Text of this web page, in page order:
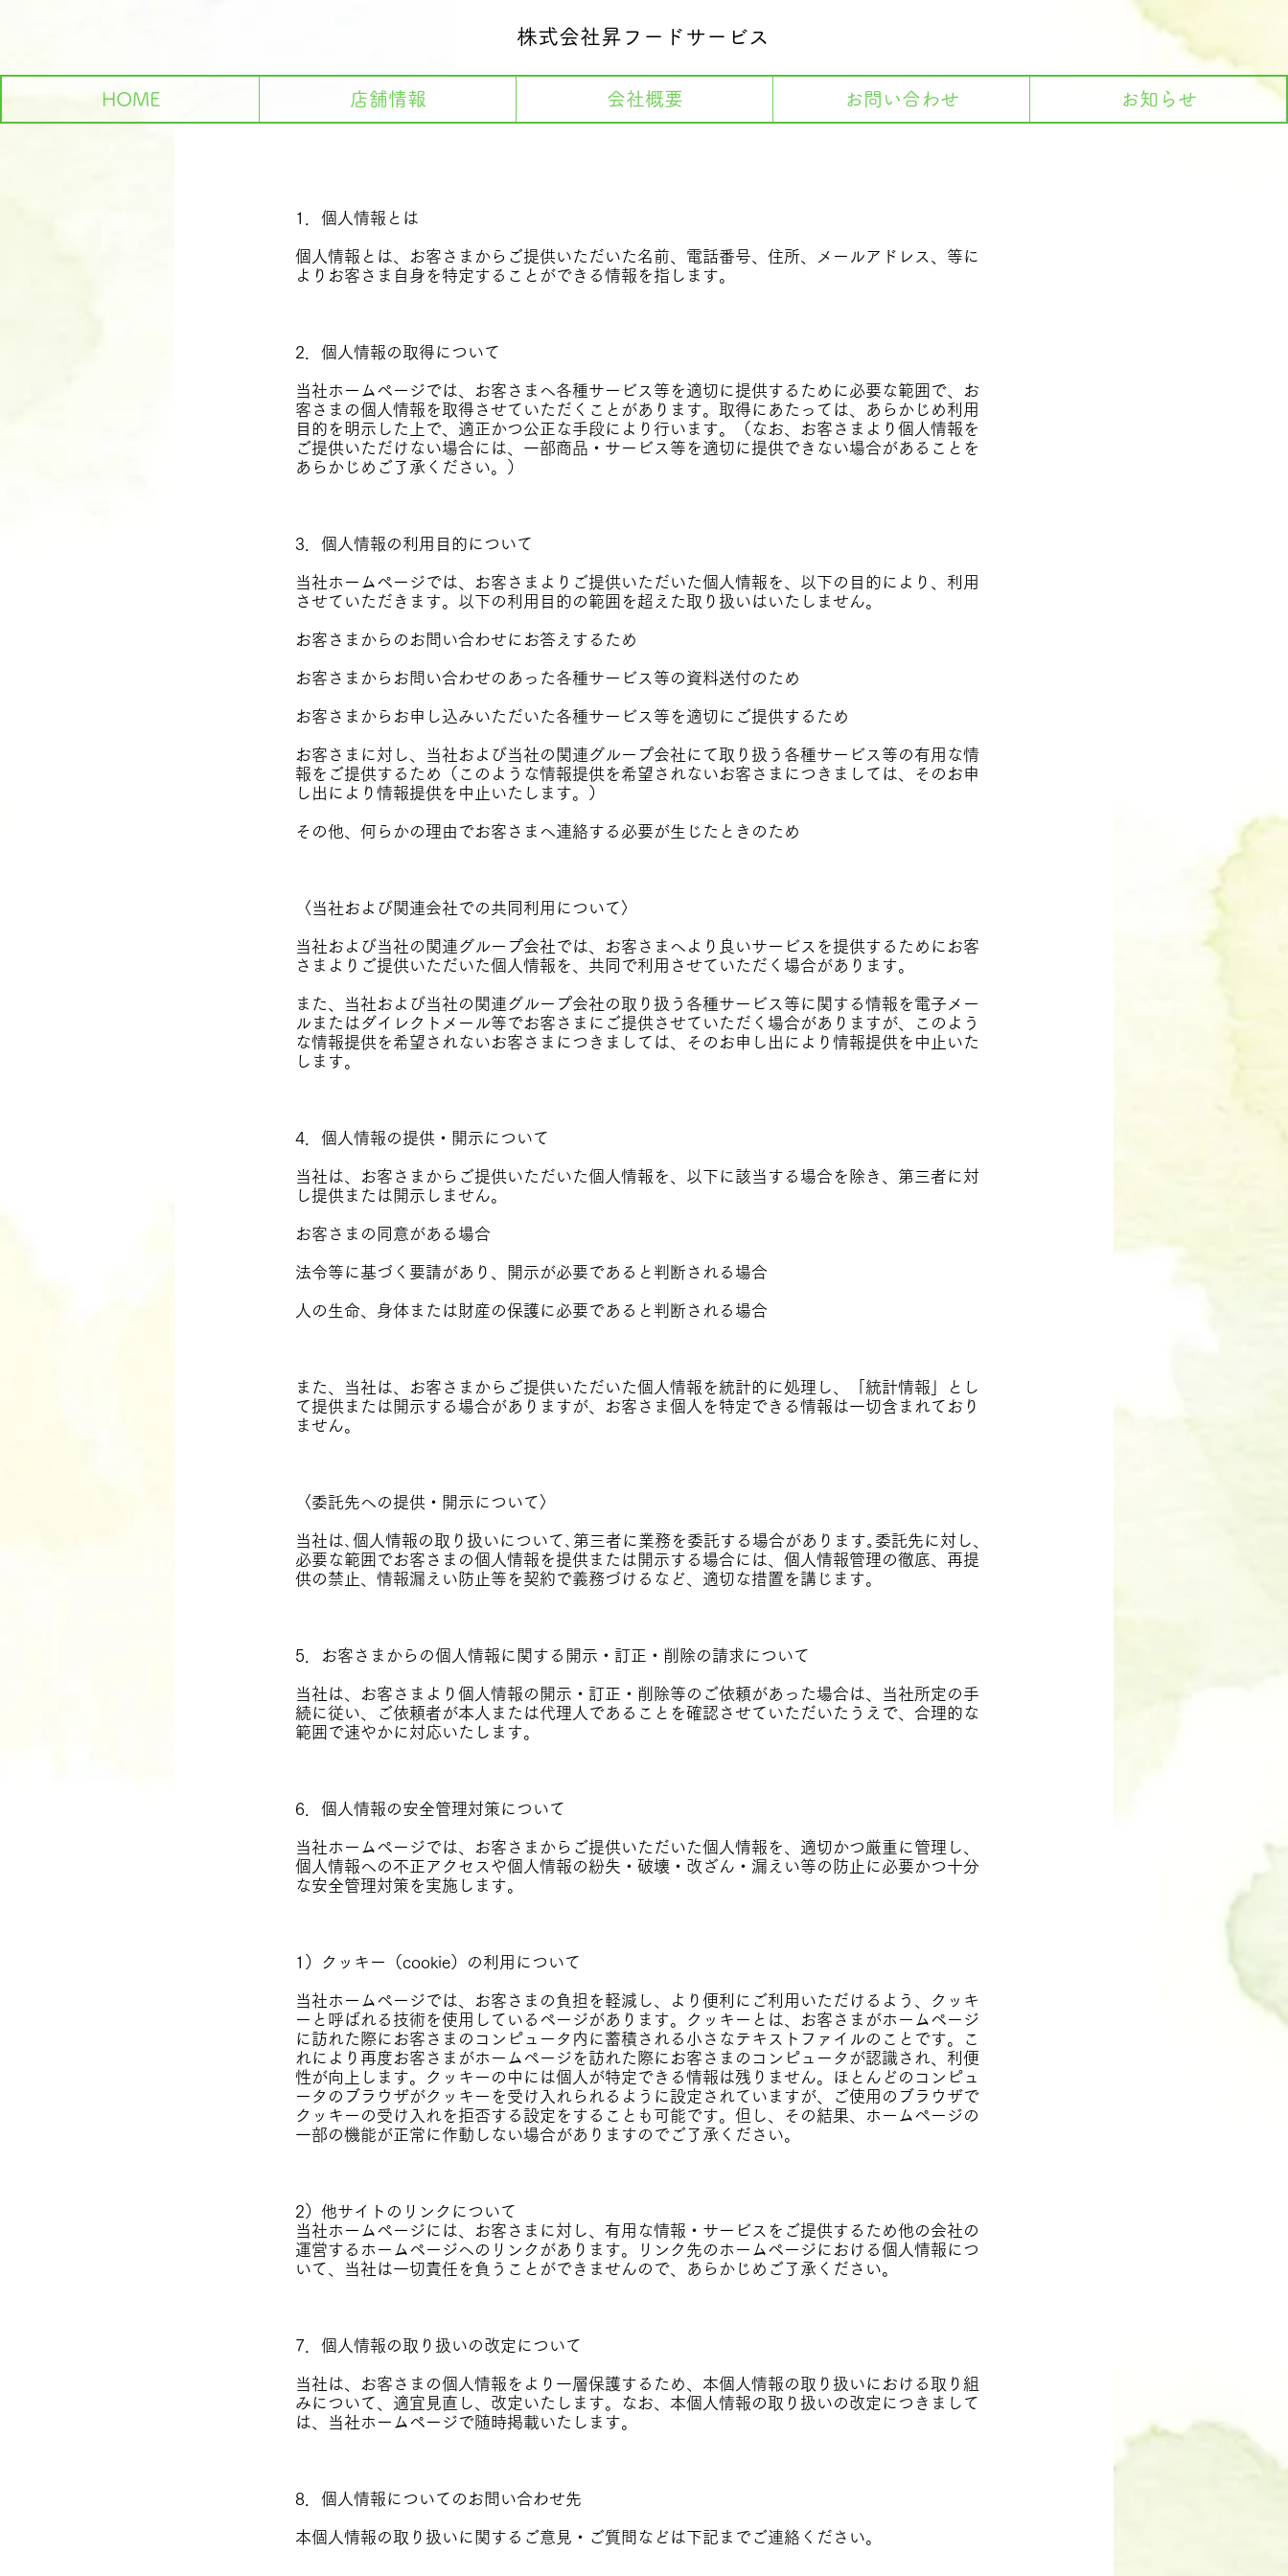
株式会社昇フードサービス
HOME 店舗情報 会社概要 お問い合わせ お知らせ
1．個人情報とは
個人情報とは、お客さまからご提供いただいた名前、電話番号、住所、メールアドレス、等に
よりお客さま自身を特定することができる情報を指します。
2．個人情報の取得について
当社ホームページでは、お客さまへ各種サービス等を適切に提供するために必要な範囲で、お
客さまの個人情報を取得させていただくことがあります。取得にあたっては、あらかじめ利用
目的を明示した上で、適正かつ公正な手段により行います。（なお、お客さまより個人情報を
ご提供いただけない場合には、一部商品・サービス等を適切に提供できない場合があることを
あらかじめご了承ください。）
3．個人情報の利用目的について
当社ホームページでは、お客さまよりご提供いただいた個人情報を、以下の目的により、利用
させていただきます。以下の利用目的の範囲を超えた取り扱いはいたしません。
お客さまからのお問い合わせにお答えするため
お客さまからお問い合わせのあった各種サービス等の資料送付のため
お客さまからお申し込みいただいた各種サービス等を適切にご提供するため
お客さまに対し、当社および当社の関連グループ会社にて取り扱う各種サービス等の有用な情
報をご提供するため（このような情報提供を希望されないお客さまにつきましては、そのお申
し出により情報提供を中止いたします。）
その他、何らかの理由でお客さまへ連絡する必要が生じたときのため
〈当社および関連会社での共同利用について〉
当社および当社の関連グループ会社では、お客さまへより良いサービスを提供するためにお客
さまよりご提供いただいた個人情報を、共同で利用させていただく場合があります。
また、当社および当社の関連グループ会社の取り扱う各種サービス等に関する情報を電子メー
ルまたはダイレクトメール等でお客さまにご提供させていただく場合がありますが、このよう
な情報提供を希望されないお客さまにつきましては、そのお申し出により情報提供を中止いた
します。
4．個人情報の提供・開示について
当社は、お客さまからご提供いただいた個人情報を、以下に該当する場合を除き、第三者に対
し提供または開示しません。
お客さまの同意がある場合
法令等に基づく要請があり、開示が必要であると判断される場合
人の生命、身体または財産の保護に必要であると判断される場合
また、当社は、お客さまからご提供いただいた個人情報を統計的に処理し、「統計情報」とし
て提供または開示する場合がありますが、お客さま個人を特定できる情報は一切含まれており
ません。
〈委託先への提供・開示について〉
当社は､個人情報の取り扱いについて､第三者に業務を委託する場合があります｡委託先に対し、
必要な範囲でお客さまの個人情報を提供または開示する場合には、個人情報管理の徹底、再提
供の禁止、情報漏えい防止等を契約で義務づけるなど、適切な措置を講じます。
5．お客さまからの個人情報に関する開示・訂正・削除の請求について
当社は、お客さまより個人情報の開示・訂正・削除等のご依頼があった場合は、当社所定の手
続に従い、ご依頼者が本人または代理人であることを確認させていただいたうえで、合理的な
範囲で速やかに対応いたします。
6．個人情報の安全管理対策について
当社ホームページでは、お客さまからご提供いただいた個人情報を、適切かつ厳重に管理し、
個人情報への不正アクセスや個人情報の紛失・破壊・改ざん・漏えい等の防止に必要かつ十分
な安全管理対策を実施します。
1）クッキー（cookie）の利用について
当社ホームページでは、お客さまの負担を軽減し、より便利にご利用いただけるよう、クッキ
ーと呼ばれる技術を使用しているページがあります。クッキーとは、お客さまがホームページ
に訪れた際にお客さまのコンピュータ内に蓄積される小さなテキストファイルのことです。こ
れにより再度お客さまがホームページを訪れた際にお客さまのコンピュータが認識され、利便
性が向上します。クッキーの中には個人が特定できる情報は残りません。ほとんどのコンピュ
ータのブラウザがクッキーを受け入れられるように設定されていますが、ご使用のブラウザで
クッキーの受け入れを拒否する設定をすることも可能です。但し、その結果、ホームページの
一部の機能が正常に作動しない場合がありますのでご了承ください。
2）他サイトのリンクについて
当社ホームページには、お客さまに対し、有用な情報・サービスをご提供するため他の会社の
運営するホームページへのリンクがあります。リンク先のホームページにおける個人情報につ
いて、当社は一切責任を負うことができませんので、あらかじめご了承ください。
7．個人情報の取り扱いの改定について
当社は、お客さまの個人情報をより一層保護するため、本個人情報の取り扱いにおける取り組
みについて、適宜見直し、改定いたします。なお、本個人情報の取り扱いの改定につきまして
は、当社ホームページで随時掲載いたします。
8．個人情報についてのお問い合わせ先
本個人情報の取り扱いに関するご意見・ご質問などは下記までご連絡ください。